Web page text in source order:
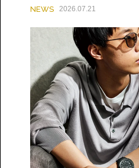
NEWS 2026.07.21